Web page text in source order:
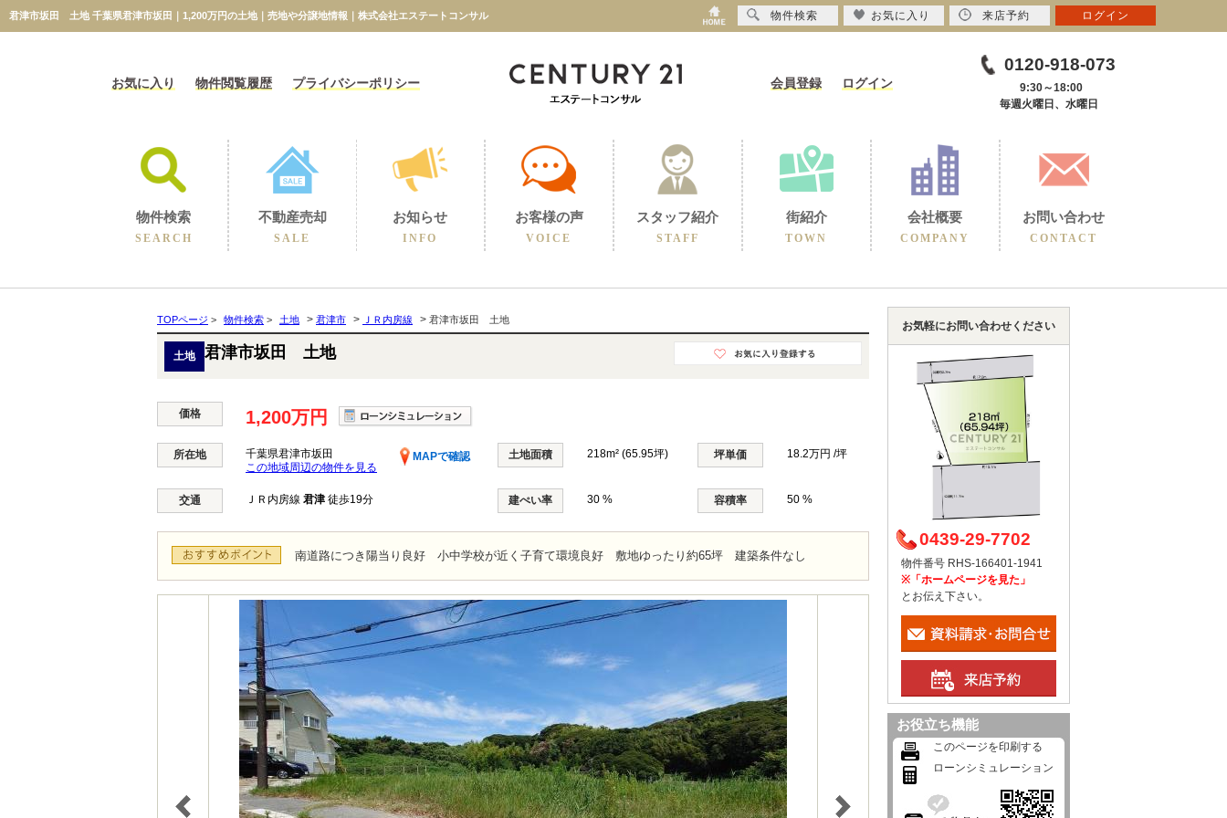
君津市坂田 土地 千葉県君津市坂田｜1,200万円の土地｜売地や分譲地情報｜株式会社エステートコンサル
お気に入り 物件閲覧履歴 プライバシーポリシー 会員登録 ログイン
0120-918-073
9:30～18:00
毎週火曜日、水曜日
物件検索
SEARCH
不動産売却
SALE
お知らせ
INFO
お客様の声
VOICE
スタッフ紹介
STAFF
街紹介
TOWN
会社概要
COMPANY
お問い合わせ
CONTACT
TOPページ > 物件検索 > 土地 > 君津市 > ＪＲ内房線 > 君津市坂田 土地
土地 君津市坂田 土地
価格 1,200万円
所在地 千葉県君津市坂田
MAPで確認
この地域周辺の物件を見る
土地面積 218m² (65.95坪) 坪単価 18.2万円 /坪
交通 ＪＲ内房線 君津 徒歩19分 建ぺい率 30 % 容積率 50 %
南道路につき陽当り良好 小中学校が近く子育て環境良好 敷地ゆったり約65坪 建築条件なし
お気軽にお問い合わせください
0439-29-7702
物件番号 RHS-166401-1941
※「ホームページを見た」
とお伝え下さい。
お役立ち機能
このページを印刷する
ローンシミュレーション
物件検索 お気に入り 来店予約 ログイン